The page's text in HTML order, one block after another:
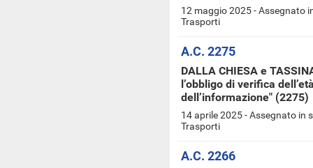
12 maggio 2025 - Assegnato
Trasporti
A.C. 2275
DALLA CHIESA e
l’obbligo di verifica
dell’informazione" (2275)
14 aprile 2025 - Assegnato in
Trasporti
A.C. 2266